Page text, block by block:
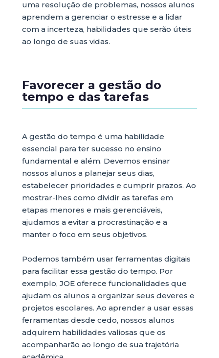
uma resolução de problemas, nossos alunos
aprendem a gerenciar o estresse e a lidar
com a incerteza, habilidades que serão úteis
ao longo de suas vidas.
Favorecer a gestão do
tempo e das tarefas
A gestão do tempo é uma habilidade
essencial para ter sucesso no ensino
fundamental e além. Devemos ensinar
nossos alunos a planejar seus dias,
estabelecer prioridades e cumprir prazos. Ao
mostrar-lhes como dividir as tarefas em
etapas menores e mais gerenciáveis,
ajudamos a evitar a procrastinação e a
manter o foco em seus objetivos.
Podemos também usar ferramentas digitais
para facilitar essa gestão do tempo. Por
exemplo, JOE oferece funcionalidades que
ajudam os alunos a organizar seus deveres e
projetos escolares. Ao aprender a usar essas
ferramentas desde cedo, nossos alunos
adquirem habilidades valiosas que os
acompanharão ao longo de sua trajetória